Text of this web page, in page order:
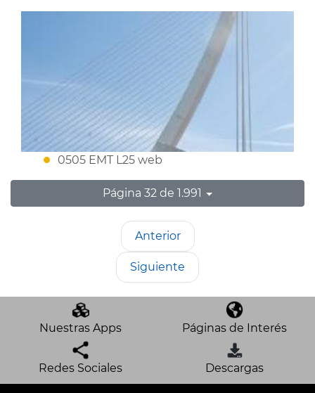
0505 EMT L25 web
Página 32 de 1.991
Anterior
Siguiente
Nuestras Apps Páginas de Interés
Redes Sociales Descargas